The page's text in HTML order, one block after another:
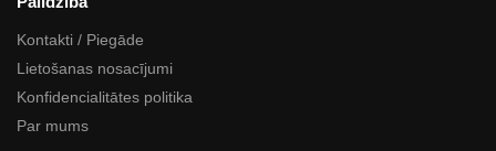
Kontakti / Piegāde
Lietošanas nosacījumi
Konfidencialitātes politika
Par mums